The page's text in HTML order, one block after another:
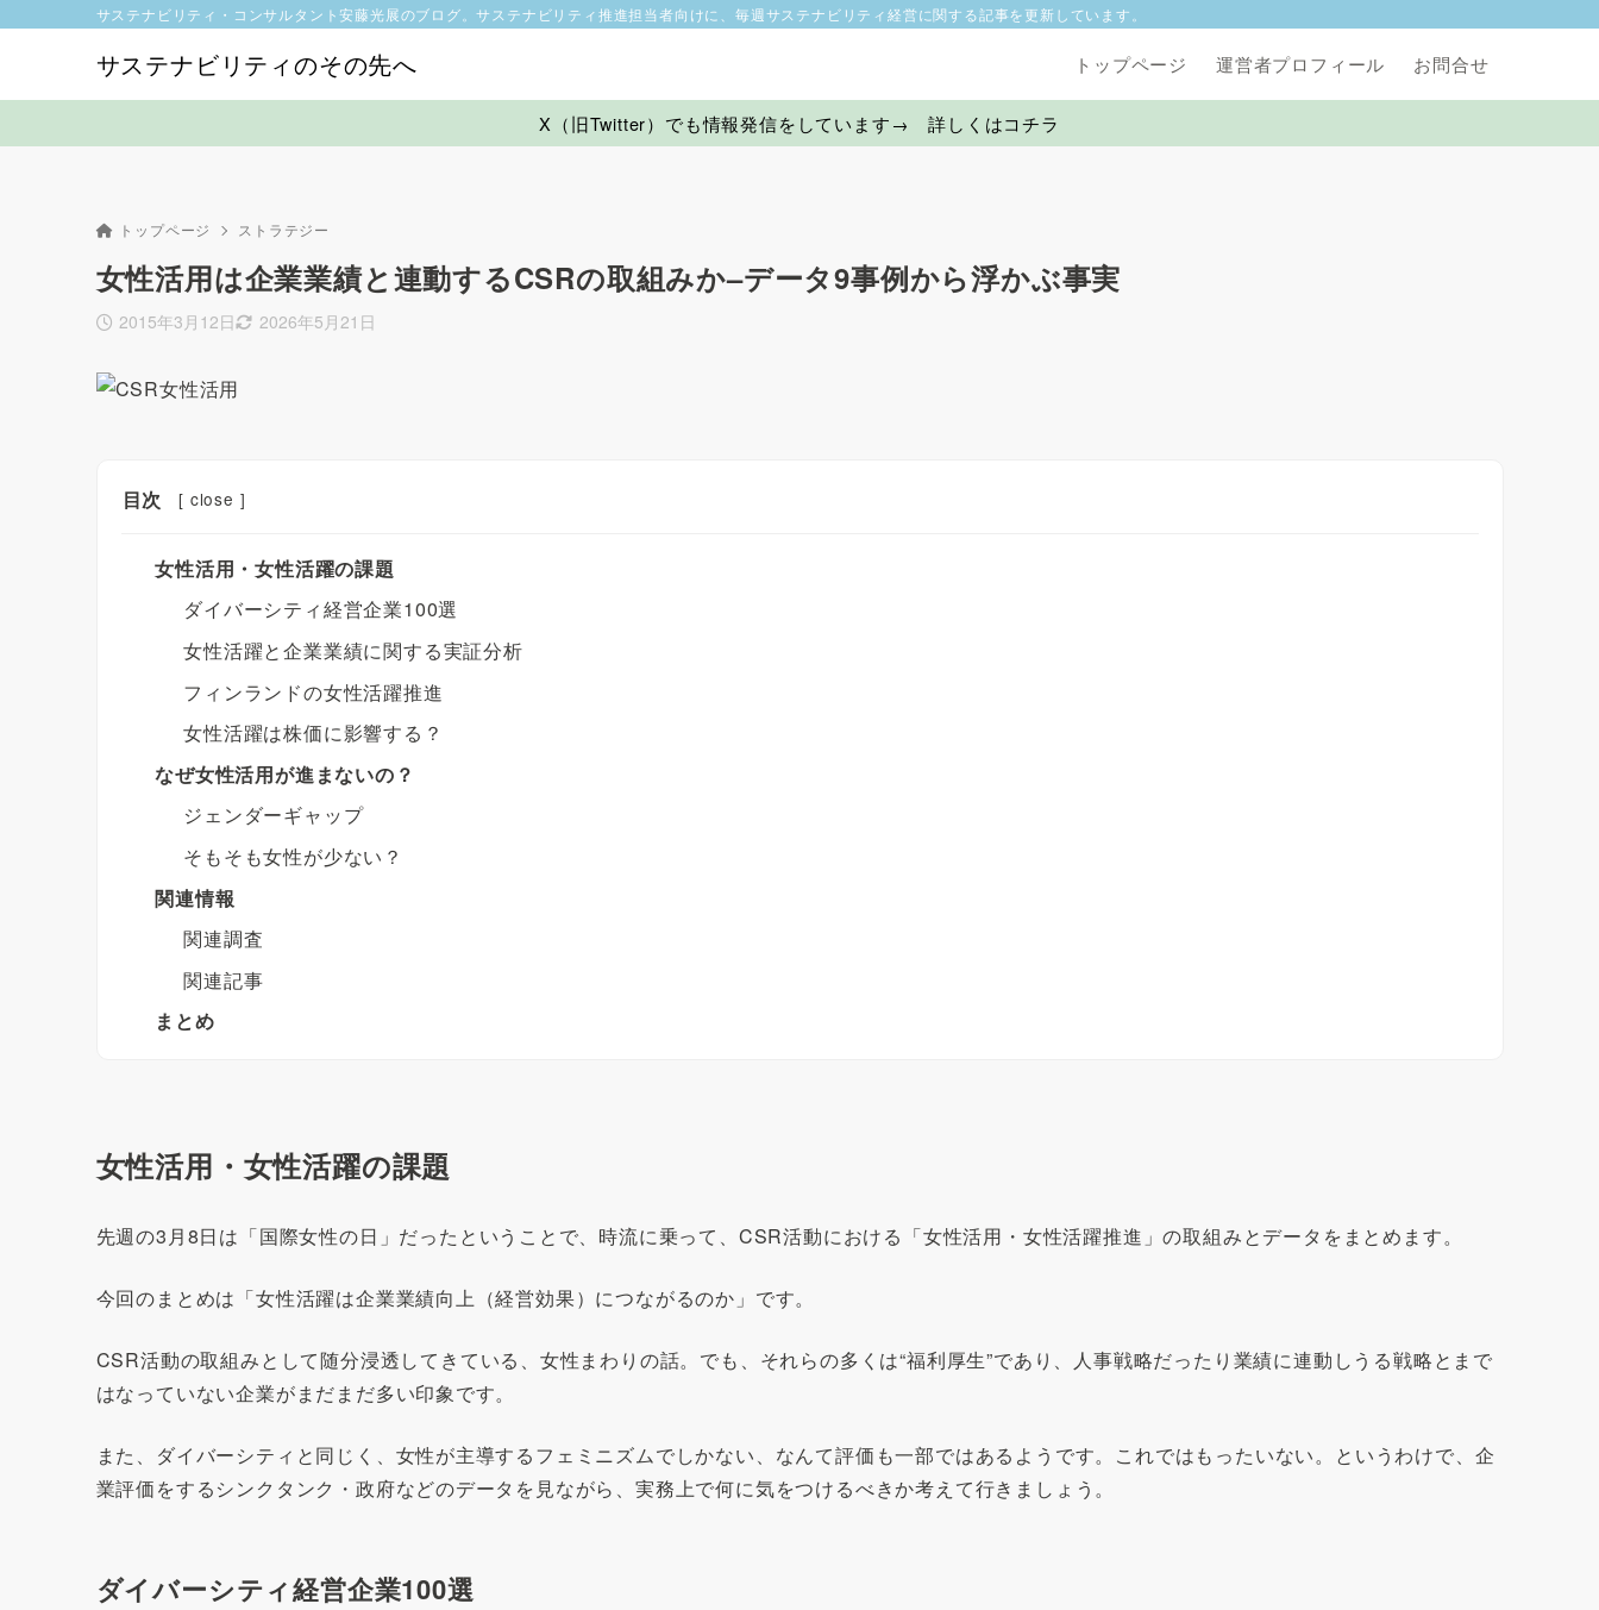
サステナビリティのその先へ
サステナビリティ・コンサルタント安藤光展のブログ。サステナビリティ推進担当者向けに、毎週サステナビリティ経営に関する記事を更新しています。
トップページ 運営者プロフィール お問合せ
X（旧Twitter）でも情報発信をしています→ 詳しくはコチラ
トップページ ストラテジー
女性活用は企業業績と連動するCSRの取組みか–データ9事例から浮かぶ事実
2015年3月12日 2026年5月21日
目次 [ close ]
女性活用・女性活躍の課題
ダイバーシティ経営企業100選
女性活躍と企業業績に関する実証分析
フィンランドの女性活躍推進
女性活躍は株価に影響する？
なぜ女性活用が進まないの？
ジェンダーギャップ
そもそも女性が少ない？
関連情報
関連調査
関連記事
まとめ
女性活用・女性活躍の課題
先週の3月8日は「国際女性の日」だったということで、時流に乗って、CSR活動における「女性活用・女性活躍推進」の取組みとデータをまとめます。
今回のまとめは「女性活躍は企業業績向上（経営効果）につながるのか」です。
CSR活動の取組みとして随分浸透してきている、女性まわりの話。でも、それらの多くは“福利厚生”であり、人事戦略だったり業績に連動しうる戦略とまで
はなっていない企業がまだまだ多い印象です。
また、ダイバーシティと同じく、女性が主導するフェミニズムでしかない、なんて評価も一部ではあるようです。これではもったいない。というわけで、企
業評価をするシンクタンク・政府などのデータを見ながら、実務上で何に気をつけるべきか考えて行きましょう。
ダイバーシティ経営企業100選